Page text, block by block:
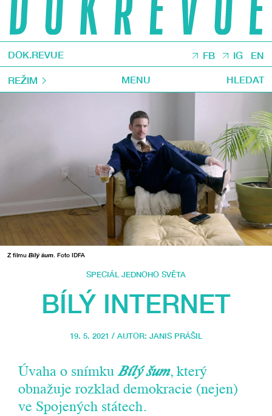
DOK.REVUE FB IG EN
REŽIM MENU HLEDAT
Z filmu Bílý šum . Foto IDFA
SPECIÁL JEDNOHO SVĚTA
BÍLÝ INTERNET
19. 5. 2021 / AUTOR: JANIS PRÁŠIL
Úvaha o snímkuBílý šum, který
obnažuje rozklad demokracie (nejen)
ve Spojených státech.